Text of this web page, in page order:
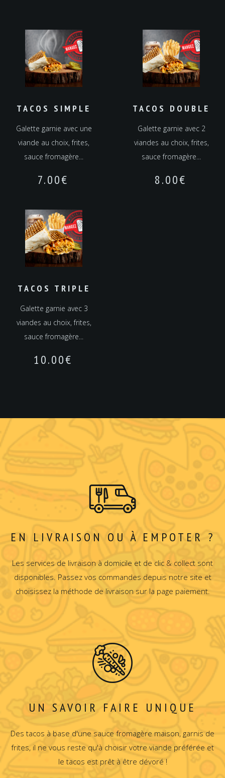
TACOS SIMPLE
Galette garnie avec une
viande au choix, frites,
sauce fromagère...
7.00€
TACOS DOUBLE
Galette garnie avec 2
viandes au choix, frites,
sauce fromagère...
8.00€
TACOS TRIPLE
Galette garnie avec 3
viandes au choix, frites,
sauce fromagère...
10.00€
EN LIVRAISON OU À EMPOTER ?
Les services de livraison à domicile et de clic & collect sont
disponibles. Passez vos commandes depuis notre site et
choisissez la méthode de livraison sur la page paiement.
UN SAVOIR FAIRE UNIQUE
Des tacos à base d'une sauce fromagère maison, garnis de
frites, il ne vous reste qu'à choisir votre viande préférée et
le tacos est prêt à être dévoré !